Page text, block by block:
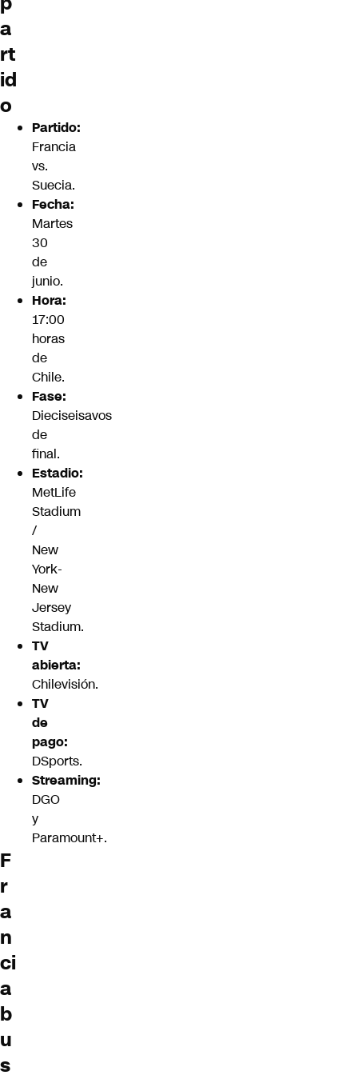
a
rt
id
o
Partido:
Francia
vs.
Suecia.
Fecha:
Martes
30
de
junio.
Hora:
17:00
horas
de
Chile.
Fase:
Dieciseisavos
de
final.
Estadio:
MetLife
Stadium
/
New
York-
New
Jersey
Stadium.
TV
abierta:
Chilevisión.
TV
de
pago:
DSports.
Streaming:
DGO
y
Paramount+.
F
r
a
n
ci
a
b
u
s